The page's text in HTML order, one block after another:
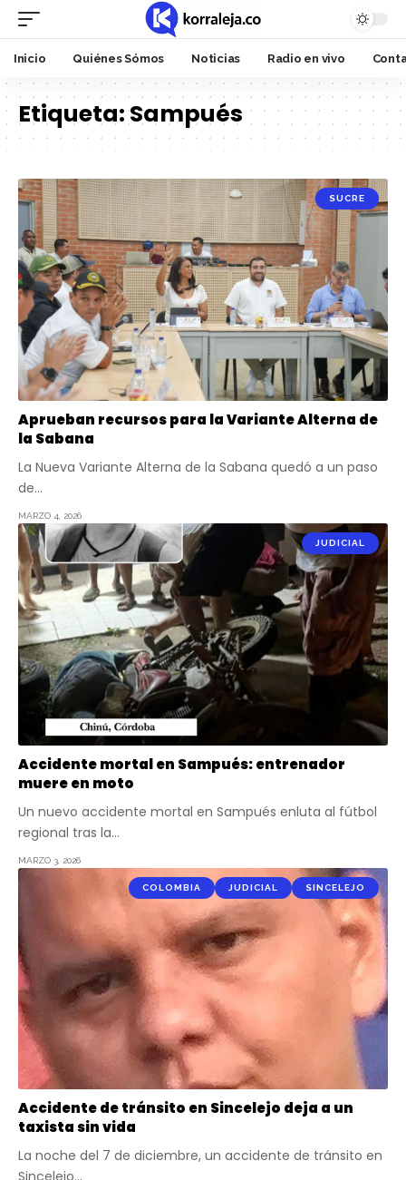
Inicio Quiénes Sómos Noticias Radio en vivo
Etiqueta:Sampués
SUCRE
Aprueban recursos para la Variante Alterna de
la Sabana
La Nueva Variante Alterna de la Sabana quedó a un paso
de…
MARZO 4, 2026
JUDICIAL
Accidente mortal en Sampués: entrenador
muere en moto
Un nuevo accidente mortal en Sampués enluta al fútbol
regional tras la…
MARZO 3, 2026
COLOMBIA JUDICIAL SINCELEJO
Accidente de tránsito en Sincelejo deja a un
taxista sin vida
La noche del 7 de diciembre, un accidente de tránsito en